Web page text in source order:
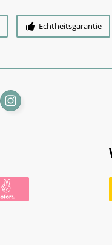
Echtheitsgarantie